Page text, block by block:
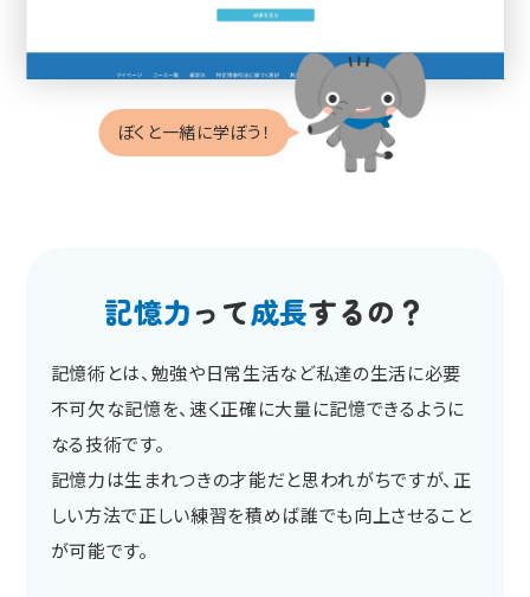
ぼくと一緒に学ぼう！
記憶力って成長するの？
記憶術とは、勉強や日常生活など私達の生活に必要
不可欠な記憶を、 速く正確に大量に記憶できるように
なる技術です。
記憶力は生まれつきの才能だと思われがちですが、 正
しい方法で正しい練習を積めば誰でも向上させること
が可能です。